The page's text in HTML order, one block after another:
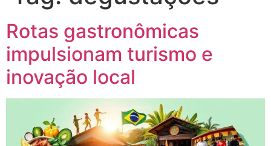
Rotas gastronômicas
impulsionam turismo e
inovação local